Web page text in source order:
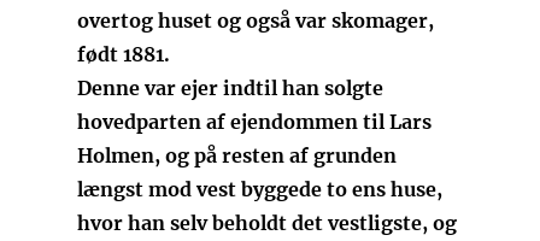
overtog huset og også var skomager,
født 1881.
Denne var ejer indtil han solgte
hovedparten af ejendommen til Lars
Holmen, og på resten af grunden
længst mod vest byggede to ens huse,
hvor han selv beholdt det vestligste, og